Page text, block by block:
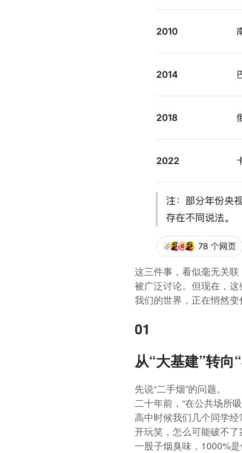
这三件事，看似毫无关
被广泛讨论。但现在，这
我们的世界，正在悄然变
01
从“大基建”转向
先说“二手烟”的问题。
二十年前，“在公共场所
高中时候我们几个同学
开玩笑，怎么可能破不
一股子烟臭味，1000%是